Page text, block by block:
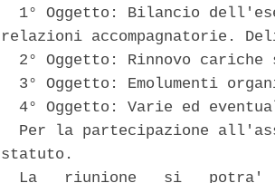
1° Oggetto: Bilancio
relazioni accompagnatorie.
2° Oggetto: Rinnovo cariche
3° Oggetto: Emolumenti
4° Oggetto: Varie ed
Per la partecipazione
statuto.
La   riunione   si   potra'